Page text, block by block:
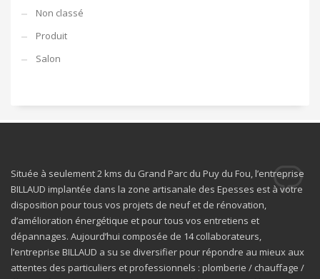
Non classé
Produit
Salon
Située à seulement 2 kms du Grand Parc du Puy du Fou, l’entreprise
BILLAUD implantée dans la zone artisanale des Epesses est à votre
disposition pour tous vos projets de neuf et de rénovation,
d’amélioration énergétique et pour tous vos entretiens et
dépannages. Aujourd’hui composée de 14 collaborateurs,
l’entreprise BILLAUD a su se diversifier pour répondre au mieux aux
attentes des particuliers et professionnels : plomberie / chauffage /